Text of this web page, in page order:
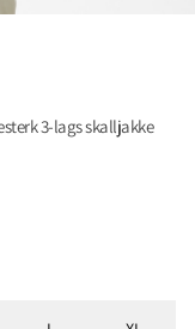
3-lags skalljakke